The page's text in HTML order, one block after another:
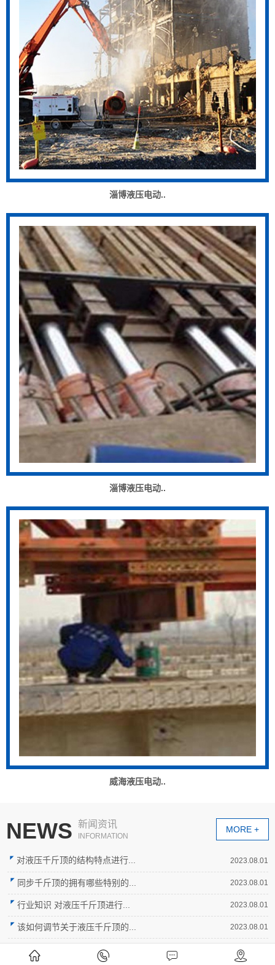
淄博液压电动..
淄博液压电动..
威海液压电动..
NEWS 新闻资讯
INFORMATION
MORE +
对液压千斤顶的结构特点进行... 2023.08.01
同步千斤顶的拥有哪些特别的... 2023.08.01
行业知识 对液压千斤顶进行... 2023.08.01
该如何调节关于液压千斤顶的... 2023.08.01
如何对液压千斤顶进行包装才... 2023.08.01